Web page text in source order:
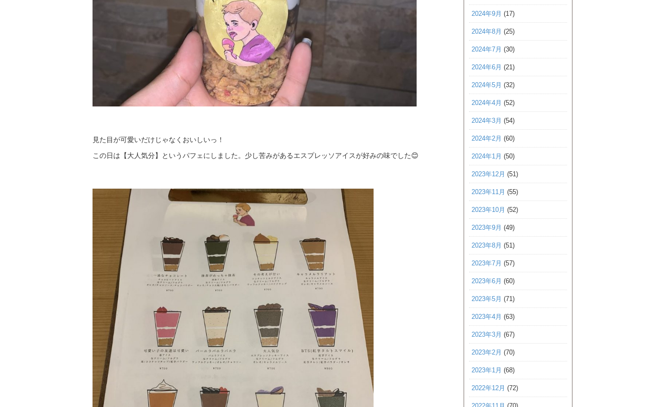
見た目が可愛いだけじゃなくおいしいっ！
この日は【大人気分】というパフェにしました。少し苦みがあるエスプレッソアイスが好みの味でした😊
2024年9月 (17)
2024年8月 (25)
2024年7月 (30)
2024年6月 (21)
2024年5月 (32)
2024年4月 (52)
2024年3月 (54)
2024年2月 (60)
2024年1月 (50)
2023年12月 (51)
2023年11月 (55)
2023年10月 (52)
2023年9月 (49)
2023年8月 (51)
2023年7月 (57)
2023年6月 (60)
2023年5月 (71)
2023年4月 (63)
2023年3月 (67)
2023年2月 (70)
2023年1月 (68)
2022年12月 (72)